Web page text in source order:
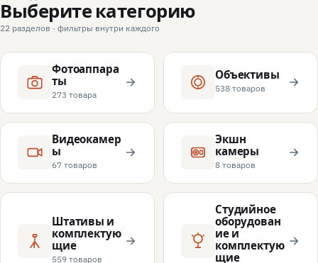
Выберите категорию
22 разделов · фильтры внутри каждого
Фотоаппара
ты
273 товара
Объективы
538 товаров
Видеокамер
ы
67 товаров
Экшн
камеры
8 товаров
Штативы и
комплектую
щие
559 товаров
Студийное
оборудован
ие и
комплектую
щие